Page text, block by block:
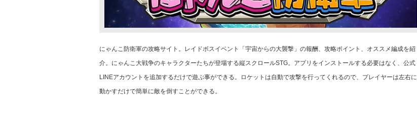
にゃんこ防衛軍の攻略サイト。レイドボスイベント「宇宙からの大襲撃」の報酬、攻略ポイント、オススメ編成を紹
介。にゃんこ大戦争のキャラクターたちが登場する縦スクロールSTG。アプリをインストールする必要はなく、公式
LINEアカウントを追加するだけで遊ぶ事ができる。ロケットは自動で攻撃を行ってくれるので、プレイヤーは左右に
動かすだけで簡単に敵を倒すことができる。